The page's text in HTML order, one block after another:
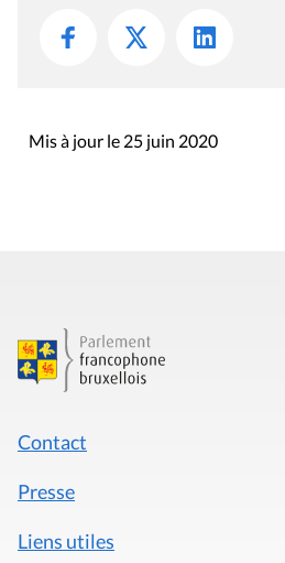
Mis à jour le 25 juin 2020
Contact
Presse
Liens utiles